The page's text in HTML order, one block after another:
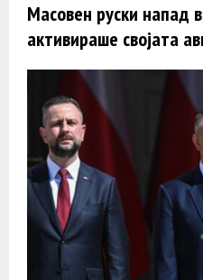
Масовен руски напад
активираше својата